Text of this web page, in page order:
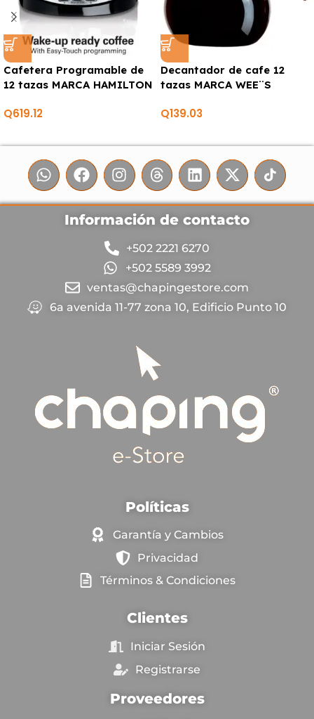
Cafetera Programable de
12 tazas MARCA HAMILTON
Q619.12
Decantador de cafe 12
tazas MARCA WEE¨S
Q139.03
Información de contacto
+502 2221 6270
+502 5589 3992
ventas@chapingestore.com
6a avenida 11-77 zona 10, Edificio Punto 10
Políticas
Garantía y Cambios
Privacidad
Términos & Condiciones
Clientes
Iniciar Sesión
Registrarse
Proveedores